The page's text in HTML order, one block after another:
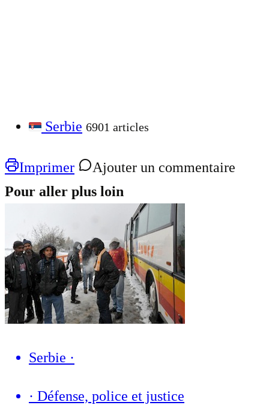
Serbie 6901 articles
Imprimer
Ajouter un commentaire
Pour aller plus loin
Serbie ·
· Défense, police et justice